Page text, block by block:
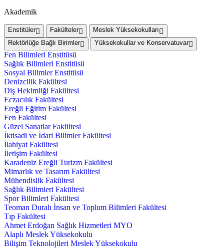
Akademik
Enstitüler Fakülteler
Meslek Yüksekokulları
Rektörlüğe Bağlı Birimler
Yüksekokullar ve Konservatuvar
Fen Bilimleri Enstitüsü
Sağlık Bilimleri Enstitüsü
Sosyal Bilimler Enstitüsü
Denizcilik Fakültesi
Diş Hekimliği Fakültesi
Eczacılık Fakültesi
Ereğli Eğitim Fakültesi
Fen Fakültesi
Güzel Sanatlar Fakültesi
İktisadi ve İdari Bilimler Fakültesi
İlahiyat Fakültesi
İletişim Fakültesi
Karadeniz Ereğli Turizm Fakültesi
Mimarlık ve Tasarım Fakültesi
Mühendislik Fakültesi
Sağlık Bilimleri Fakültesi
Spor Bilimleri Fakültesi
Teoman Duralı İnsan ve Toplum Bilimleri Fakültesi
Tıp Fakültesi
Ahmet Erdoğan Sağlık Hizmetleri MYO
Alaplı Meslek Yüksekokulu
Bilişim Teknolojileri Meslek Yüksekokulu